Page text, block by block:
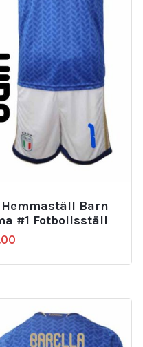
Barn
#1 Fotbollsställ